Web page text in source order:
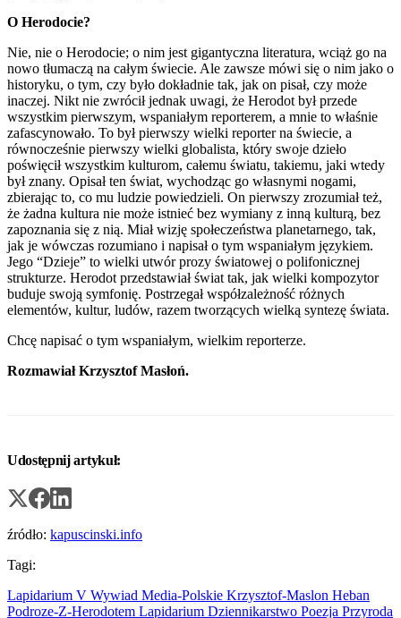
O Herodocie?
Nie, nie o Herodocie; o nim jest gigantyczna literatura, wciąż go na
nowo tłumaczą na całym świecie. Ale zawsze mówi się o nim jako o
historyku, o tym, czy było dokładnie tak, jak on pisał, czy może
inaczej. Nikt nie zwrócił jednak uwagi, że Herodot był przede
wszystkim pierwszym, wspaniałym reporterem, a mnie to właśnie
zafascynowało. To był pierwszy wielki reporter na świecie, a
równocześnie pierwszy wielki globalista, który swoje dzieło
poświęcił wszystkim kulturom, całemu światu, takiemu, jaki wtedy
był znany. Opisał ten świat, wychodząc go własnymi nogami,
zbierając to, co mu ludzie powiedzieli. On pierwszy zrozumiał też,
że żadna kultura nie może istnieć bez wymiany z inną kulturą, bez
zapoznania się z nią. Miał wizję społeczeństwa planetarnego, tak,
jak je wówczas rozumiano i napisał o tym wspaniałym językiem.
Jego “Dzieje” to wielki utwór prozy światowej o polifonicznej
strukturze. Herodot przedstawiał świat tak, jak wielki kompozytor
buduje swoją symfonię. Postrzegał współzależność różnych
elementów, kultur, ludów, razem tworzących wielką syntezę świata.
Chcę napisać o tym wspaniałym, wielkim reporterze.
Rozmawiał Krzysztof Masłoń.
Udostępnij artykuł:
źródło: kapuscinski.info
Tagi:
Lapidarium V Wywiad Media-Polskie Krzysztof-Maslon Heban
Podroze-Z-Herodotem Lapidarium Dziennikarstwo Poezja Przyroda